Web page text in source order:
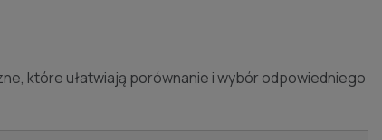
które ułatwiają porównanie i wybór odpowiedniego